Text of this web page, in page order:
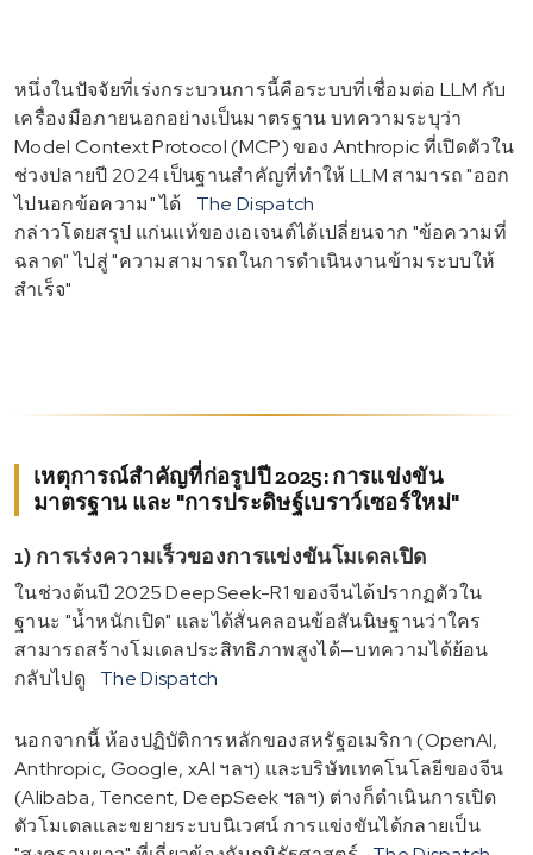
หนึ่งในปัจจัยที่เร่งกระบวนการนี้คือระบบที่เชื่อมต่อ LLM กับ
เครื่องมือภายนอกอย่างเป็นมาตรฐาน บทความระบุว่า
Model Context Protocol (MCP) ของ Anthropic ที่เปิดตัวใน
ช่วงปลายปี 2024 เป็นฐานสำคัญที่ทำให้ LLM สามารถ "ออก
ไปนอกข้อความ" ได้
The Dispatch
กล่าวโดยสรุป แก่นแท้ของเอเจนต์ได้เปลี่ยนจาก "ข้อความที่
ฉลาด" ไปสู่ "ความสามารถในการดำเนินงานข้ามระบบให้
สำเร็จ"
เหตุการณ์สำคัญที่ก่อรูปปี 2025: การแข่งขัน
มาตรฐาน และ "การประดิษฐ์เบราว์เซอร์ใหม่"
1) การเร่งความเร็วของการแข่งขันโมเดลเปิด
ในช่วงต้นปี 2025 DeepSeek-R1 ของจีนได้ปรากฏตัวใน
ฐานะ "น้ำหนักเปิด" และได้สั่นคลอนข้อสันนิษฐานว่าใคร
สามารถสร้างโมเดลประสิทธิภาพสูงได้—บทความได้ย้อน
กลับไปดู
The Dispatch
นอกจากนี้ ห้องปฏิบัติการหลักของสหรัฐอเมริกา (OpenAI,
Anthropic, Google, xAI ฯลฯ) และบริษัทเทคโนโลยีของจีน
(Alibaba, Tencent, DeepSeek ฯลฯ) ต่างก็ดำเนินการเปิด
ตัวโมเดลและขยายระบบนิเวศน์ การแข่งขันได้กลายเป็น